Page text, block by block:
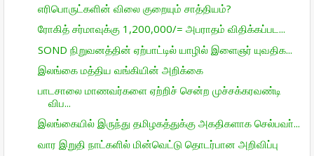
எரிபொருட்களின் விலை குறையும் சாத்தியம்?
ரோகித் சர்மாவுக்கு 1,200,000/= அபராதம் விதிக்கப்பட...
SOND நிறுவனத்தின் ஏற்பாட்டில் யாழில் இளைஞர் யுவதிக...
இலங்கை மத்திய வங்கியின் அறிக்கை
பாடசாலை மாணவர்களை ஏற்றிச் சென்ற முச்சக்கரவண்டி
விப...
இலங்கையில் இருந்து தமிழகத்துக்கு அகதிகளாக செல்பவா்...
வார இறுதி நாட்களில் மின்வெட்டு தொடர்பான அறிவிப்பு